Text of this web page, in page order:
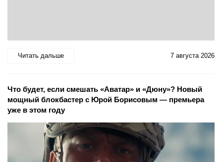
Читать дальше 7 августа 2026
Что будет, если смешать «Аватар» и «Дюну»? Новый
мощный блокбастер с Юрой Борисовым — премьера
уже в этом году